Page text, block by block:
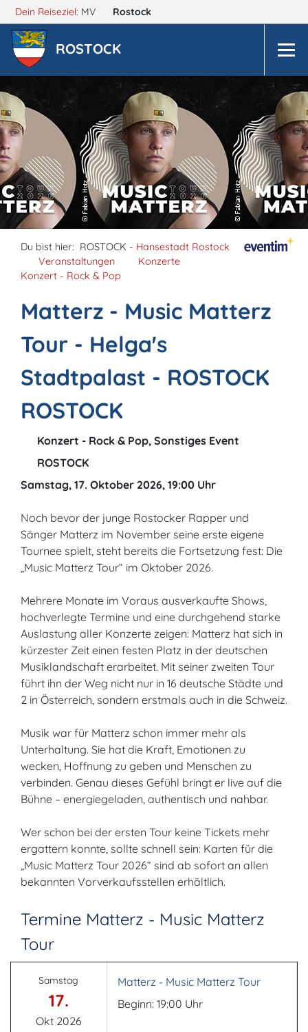
Dein Reiseziel: MV Rostock
ROSTOCK
Du bist hier: ROSTOCK - Hansestadt Rostock
Veranstaltungen
Konzerte
Konzert - Rock & Pop
Matterz - Music Matterz
Tour - Helga's
Stadtpalast - ROSTOCK
ROSTOCK
Konzert - Rock & Pop, Sonstiges Event
ROSTOCK
Samstag, 17. Oktober 2026, 19:00 Uhr
Noch bevor der junge Rostocker Rapper und
Sänger Matterz im November seine erste eigene
Tournee spielt, steht bereits die Fortsetzung fest: Die
„Music Matterz Tour“ im Oktober 2026.
Mehrere Monate im Voraus ausverkaufte Shows,
hochverlegte Termine und eine durchgehend starke
Auslastung aller Konzerte zeigen: Matterz hat sich in
kürzester Zeit einen festen Platz in der deutschen
Musiklandschaft erarbeitet. Mit seiner zweiten Tour
führt ihn der Weg nicht nur in 16 deutsche Städte und
2 in Österreich, sondern erstmals auch in die Schweiz.
Musik war für Matterz schon immer mehr als
Unterhaltung. Sie hat die Kraft, Emotionen zu
wecken, Hoffnung zu geben und Menschen zu
verbinden. Genau dieses Gefühl bringt er live auf die
Bühne – energiegeladen, authentisch und nahbar.
Wer schon bei der ersten Tour keine Tickets mehr
ergattern konnte, sollte schnell sein: Karten für die
„Music Matterz Tour 2026“ sind ab sofort an allen
bekannten Vorverkaufsstellen erhältlich.
Termine Matterz - Music Matterz
Tour
Samstag
17.
Okt 2026
Matterz - Music Matterz Tour
Beginn: 19:00 Uhr